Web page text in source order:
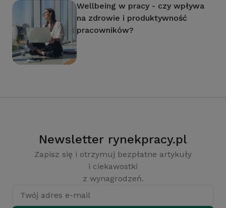
Wellbeing w pracy - czy wpływa
na zdrowie i produktywność
pracowników?
Newsletter rynekpracy.pl
Zapisz się i otrzymuj bezpłatne artykuły
i ciekawostki
z wynagrodzeń.
Twój adres e-mail